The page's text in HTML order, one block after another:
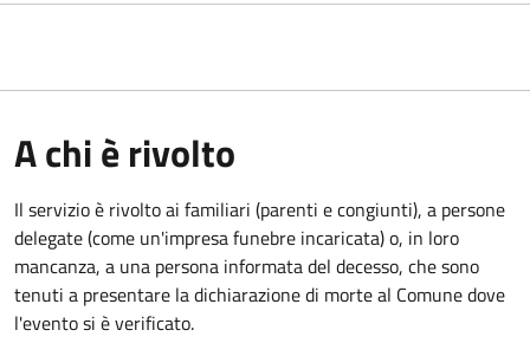
A chi è rivolto
Il servizio è rivolto ai familiari (parenti e congiunti), a persone
delegate (come un'impresa funebre incaricata) o, in loro
mancanza, a una persona informata del decesso, che sono
tenuti a presentare la dichiarazione di morte al Comune dove
l'evento si è verificato.